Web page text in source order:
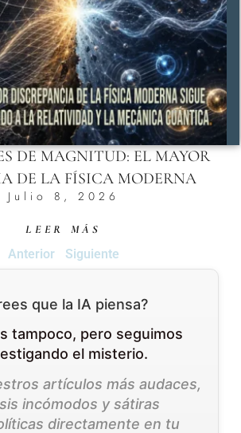
DE MAGNITUD: EL MAYOR
DE LA FÍSICA MODERNA
Julio 8, 2026
LEER MÁS
Anterior Siguiente
que la IA piensa?
tampoco, pero seguimos
el misterio.
artículos más audaces,
incómodos y sátiras
directamente en tu